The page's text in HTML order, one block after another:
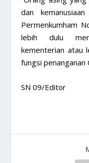
dan
Permenkumham
lebih dulu
kementerian atau
fungsi penanganan
SN 09/Editor